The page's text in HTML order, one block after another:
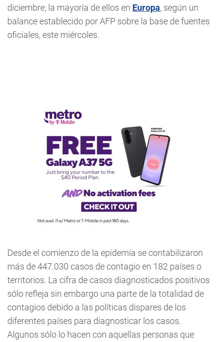
diciembre, la mayoría de ellos en Europa, según un
balance establecido por AFP sobre la base de fuentes
oficiales, este miércoles.
Desde el comienzo de la epidemia se contabilizaron
más de 447.030 casos de contagio en 182 países o
territorios. La cifra de casos diagnosticados positivos
sólo refleja sin embargo una parte de la totalidad de
contagios debido a las políticas dispares de los
diferentes países para diagnosticar los casos.
Algunos sólo lo hacen con aquellas personas que